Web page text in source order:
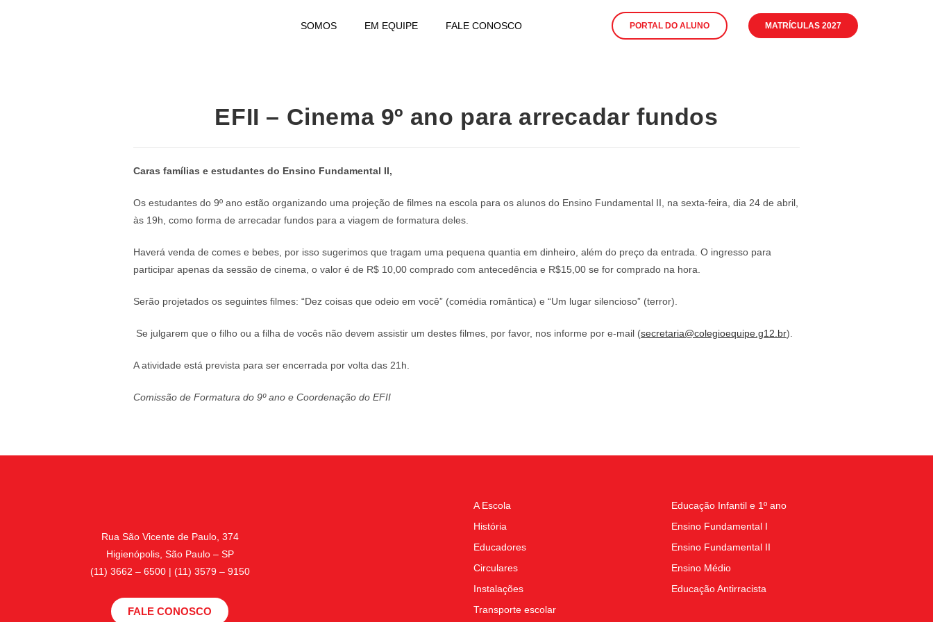
SOMOS EM EQUIPE FALE CONOSCO PORTAL DO ALUNO MATRÍCULAS 2027
EFII – Cinema 9º ano para arrecadar fundos
Caras famílias e estudantes do Ensino Fundamental II,
Os estudantes do 9º ano estão organizando uma projeção de filmes na escola para os alunos do Ensino Fundamental II, na sexta-feira, dia 24 de abril,
às 19h, como forma de arrecadar fundos para a viagem de formatura deles.
Haverá venda de comes e bebes, por isso sugerimos que tragam uma pequena quantia em dinheiro, além do preço da entrada. O ingresso para
participar apenas da sessão de cinema, o valor é de R$ 10,00 comprado com antecedência e R$15,00 se for comprado na hora.
Serão projetados os seguintes filmes: “Dez coisas que odeio em você” (comédia romântica) e “Um lugar silencioso” (terror).
Se julgarem que o filho ou a filha de vocês não devem assistir um destes filmes, por favor, nos informe por e-mail (secretaria@colegioequipe.g12.br).
A atividade está prevista para ser encerrada por volta das 21h.
Comissão de Formatura do 9º ano e Coordenação do EFII
Rua São Vicente de Paulo, 374
Higienópolis, São Paulo – SP
(11) 3662 – 6500 | (11) 3579 – 9150
FALE CONOSCO
A Escola
História
Educadores
Circulares
Instalações
Transporte escolar
Educação Infantil e 1º ano
Ensino Fundamental I
Ensino Fundamental II
Ensino Médio
Educação Antirracista